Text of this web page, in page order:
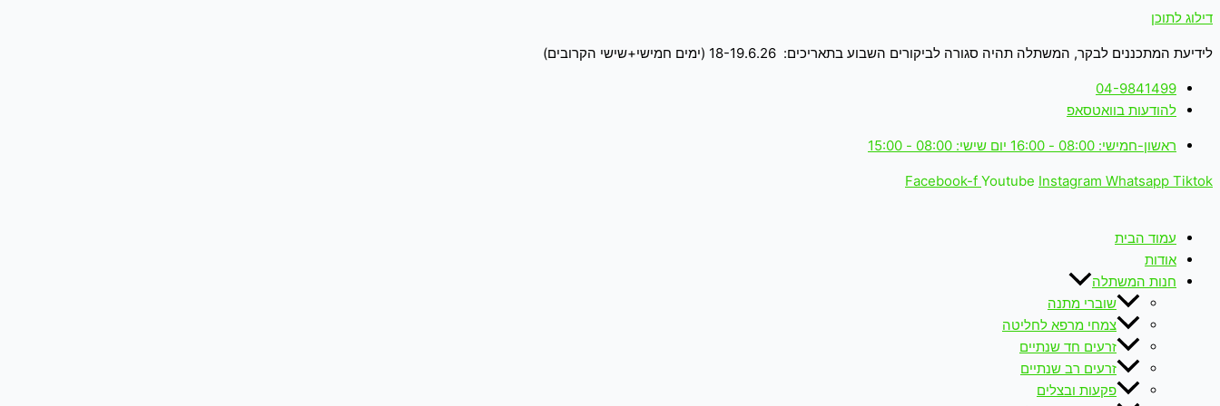
דילוג לתוכן
לידיעת המתכננים לבקר, המשתלה תהיה סגורה לביקורים השבוע בתאריכים: 18-19.6.26 (ימים חמישי+שישי הקרובים)
04-9841499
להודעות בוואטסאפ
ראשון-חמישי: 08:00 - 16:00 יום שישי: 08:00 - 15:00
Facebook-f Youtube Instagram Whatsapp Tiktok
עמוד הבית
אודות
חנות המשתלה
שוברי מתנה
צמחי מרפא לחליטה
זרעים חד שנתיים
זרעים רב שנתיים
פקעות ובצלים